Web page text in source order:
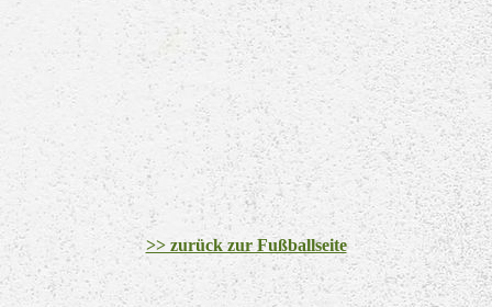
D-Jugend-Meister-2017
>> zurück zur Fußballseite